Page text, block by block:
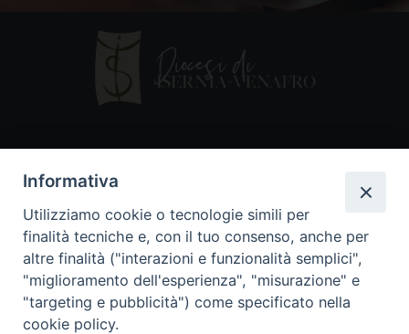
86170 Isernia
086550849
segreteria@diocesiiserniavenafro.it
I nostri social
Informativa
Utilizziamo cookie o tecnologie simili per
finalità tecniche e, con il tuo consenso, anche per
altre finalità ("interazioni e funzionalità semplici",
"miglioramento dell'esperienza", "misurazione" e
"targeting e pubblicità") come specificato nella
cookie policy.